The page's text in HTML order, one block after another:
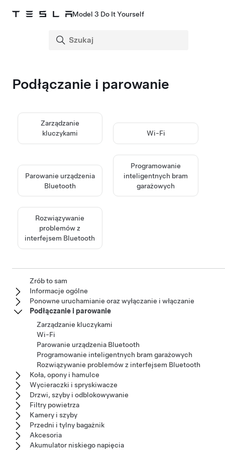
Model 3 Do It Yourself
Podłączanie i parowanie
Zarządzanie
kluczykami
Wi-Fi
Parowanie urządzenia
Bluetooth
Programowanie
inteligentnych bram
garażowych
Rozwiązywanie
problemów z
interfejsem Bluetooth
Zrób to sam
Informacje ogólne
Ponowne uruchamianie oraz wyłączanie i włączanie
Podłączanie i parowanie
Zarządzanie kluczykami
Wi-Fi
Parowanie urządzenia Bluetooth
Programowanie inteligentnych bram garażowych
Rozwiązywanie problemów z interfejsem Bluetooth
Koła, opony i hamulce
Wycieraczki i spryskiwacze
Drzwi, szyby i odblokowywanie
Filtry powietrza
Kamery i szyby
Przedni i tylny bagażnik
Akcesoria
Akumulator niskiego napięcia